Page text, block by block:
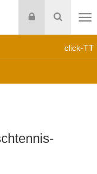
Suche
Login
click-TT